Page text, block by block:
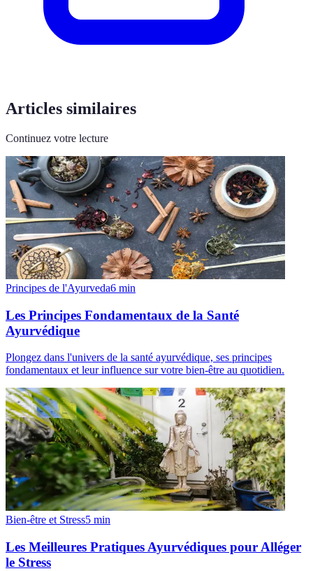
Articles similaires
Continuez votre lecture
Principes de l'Ayurveda6 min
Les Principes Fondamentaux de la Santé
Ayurvédique
Plongez dans l'univers de la santé ayurvédique, ses principes
fondamentaux et leur influence sur votre bien-être au quotidien.
Bien-être et Stress5 min
Les Meilleures Pratiques Ayurvédiques pour Alléger
le Stress